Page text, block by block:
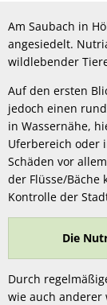
Am Saubach in
angesiedelt.
wildlebender
Auf den ersten
jedoch einen
in Wassernähe,
Uferbereich oder
Schäden vor
der Flüsse/Bäche
Kontrolle der
Die
Durch
wie auch anderer